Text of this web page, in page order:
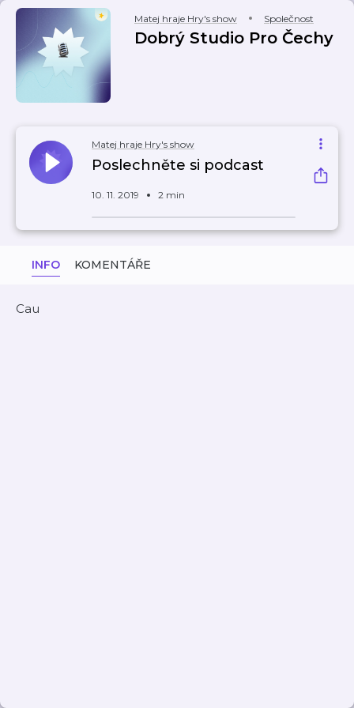
Matej hraje Hry's show Společnost
Dobrý Studio Pro Čechy
Matej hraje Hry's show
Poslechněte si podcast
10. 11. 2019 2 min
INFO KOMENTÁŘE
Cau